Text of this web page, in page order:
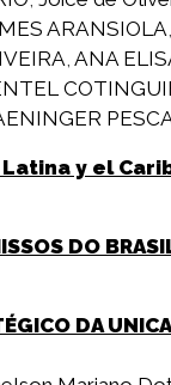
ARANSIOLA,
, ANA
y el
DO
DA